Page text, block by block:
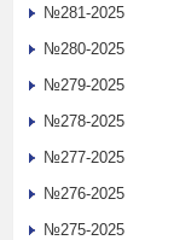
№281-2025
№280-2025
№279-2025
№278-2025
№277-2025
№276-2025
№275-2025